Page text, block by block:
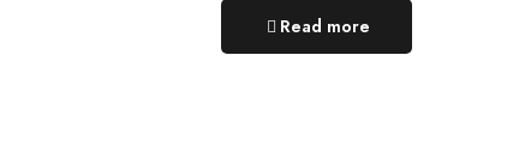
Read more